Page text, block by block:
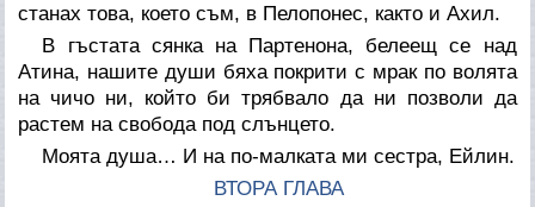
станах това, което съм, в Пелопонес, както и Ахил.
В гъстата сянка на Партенона, белеещ се над
Атина, нашите души бяха покрити с мрак по волята
на чичо ни, който би трябвало да ни позволи да
растем на свобода под слънцето.
Моята душа… И на по-малката ми сестра, Ейлин.
ВТОРА ГЛАВА